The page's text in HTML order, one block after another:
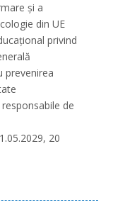
și a
din UE
privind
prevenirea
de
20